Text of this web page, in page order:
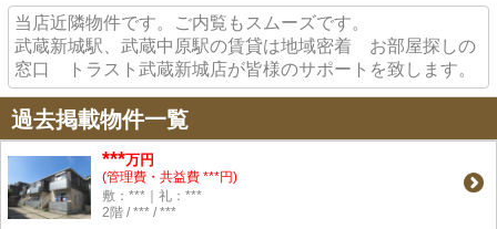
当店近隣物件です。ご内覧もスムーズです。
武蔵新城駅、武蔵中原駅の賃貸は地域密着 お部屋探しの
窓口 トラスト武蔵新城店が皆様のサポートを致します。
過去掲載物件一覧
***万円
(管理費・共益費 ***円)
敷：***｜礼：***
2階 / *** / ***